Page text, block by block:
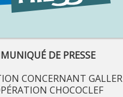
DE PRESSE
CONCERNANT GALLER
CHOCOCLEF